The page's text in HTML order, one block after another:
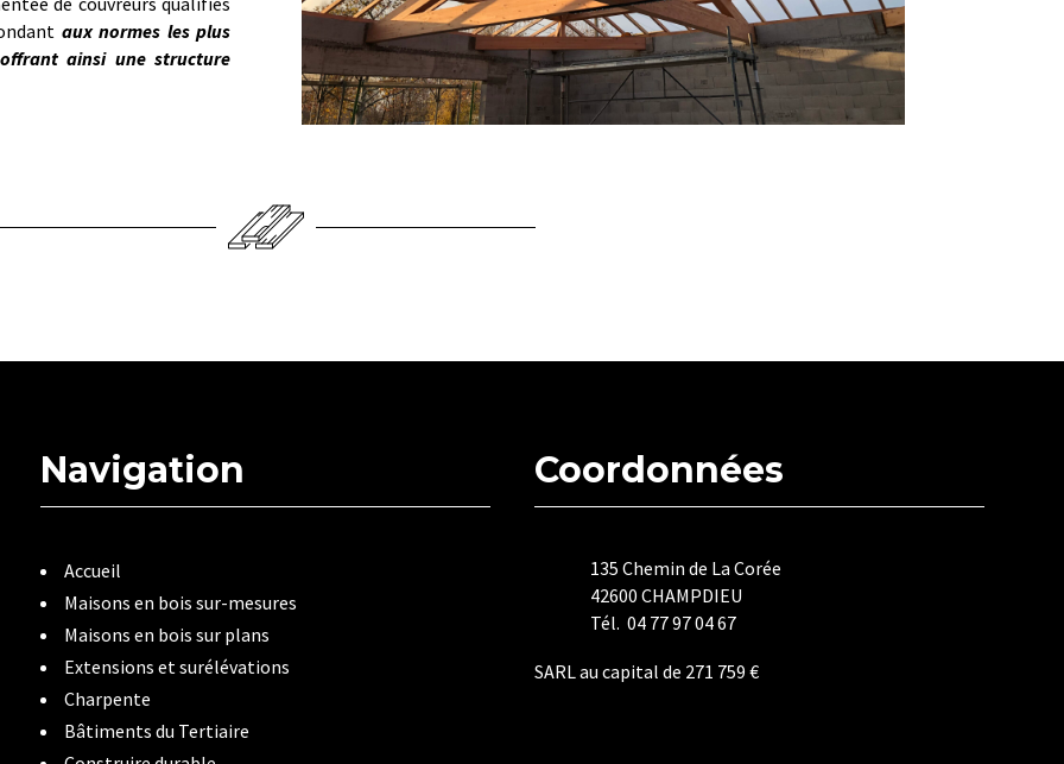
aux normes les plus
ainsi une structure
Navigation
Accueil
Maisons en bois sur-mesures
Maisons en bois sur plans
Extensions et surélévations
Charpente
Bâtiments du Tertiaire
Coordonnées
135 Chemin de La Corée
42600 CHAMPDIEU
Tél. 04 77 97 04 67
SARL au capital de 271 759 €